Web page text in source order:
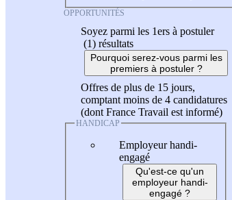
OPPORTUNITÉS
Soyez parmi les 1ers à postuler
(1) résultats
Pourquoi serez-vous parmi les
premiers à postuler ?
Offres de plus de 15 jours,
comptant moins de 4 candidatures
(dont France Travail est informé)
HANDICAP
Employeur handi-
engagé
Qu'est-ce qu'un
employeur handi-
engagé ?